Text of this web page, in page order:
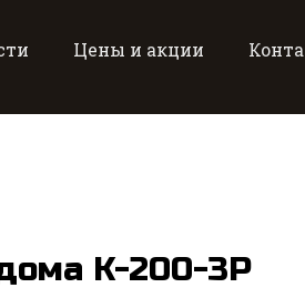
Цены и акции
K-200-3P